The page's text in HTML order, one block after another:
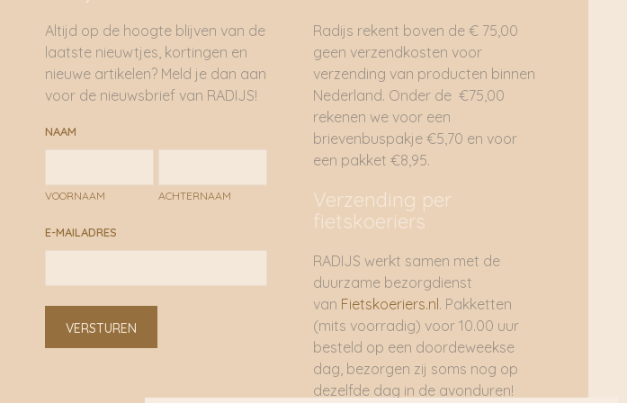
Altijd op de hoogte blijven van de
laatste nieuwtjes, kortingen en
nieuwe artikelen? Meld je dan aan
voor de nieuwsbrief van RADIJS!
NAAM
VOORNAAM ACHTERNAAM
E-MAILADRES
VERSTUREN
Radijs rekent boven de € 75,00
geen verzendkosten voor
verzending van producten binnen
Nederland. Onder de €75,00
rekenen we voor een
brievenbuspakje €5,70 en voor
een pakket €8,95.
Verzending per
fietskoeriers
RADIJS werkt samen met de
duurzame bezorgdienst
van Fietskoeriers.nl . Pakketten
(mits voorradig) voor 10.00 uur
besteld op een doordeweekse
dag, bezorgen zij soms nog op
dezelfde dag in de avonduren!